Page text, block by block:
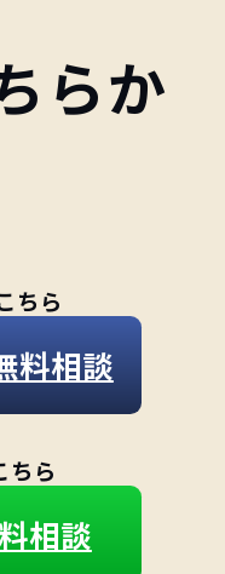
らか
ちら
料相談
ちら
相談